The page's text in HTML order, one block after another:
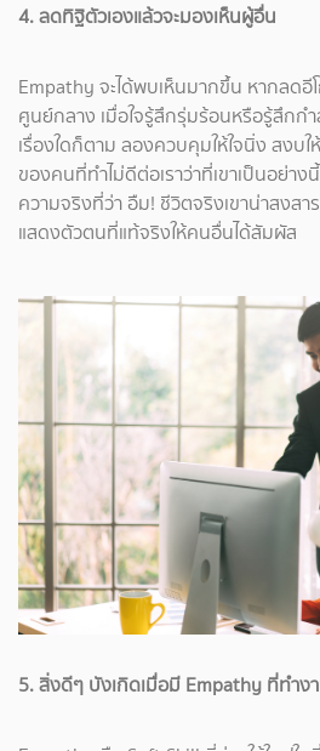
4. ลดทิฐิตัวเองแล้วจะมองเห็นผู้อื่น
Empathy จะได้พบเห็นมากขึ้น หากลดอีโ
ศูนย์กลาง เมื่อใจรู้สึกรุ่มร้อนหรือรู้สึกกำ
เรื่องใดก็ตาม ลองควบคุมให้ใจนิ่ง สงบ
ของคนที่ทำไม่ดีต่อเราว่าที่เขาเป็นอย่างนี้
ความจริงที่ว่า อืม! ชีวิตจริงเขาน่าสงสา
แสดงตัวตนที่แท้จริงให้คนอื่นได้สัมผัส
5. สิ่งดีๆ บังเกิดเมื่อมี Empathy ที่ทำง